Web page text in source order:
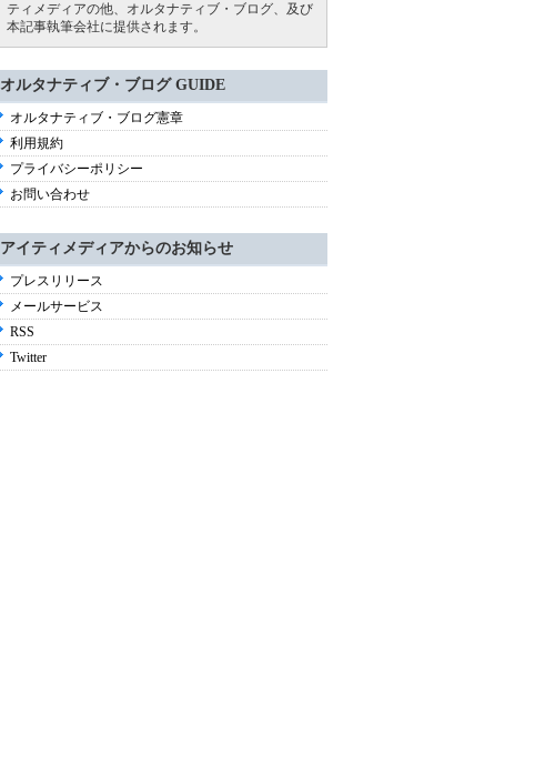
ティメディアの他、オルタナティブ・ブログ、及び
本記事執筆会社に提供されます。
オルタナティブ・ブログ GUIDE
オルタナティブ・ブログ憲章
利用規約
プライバシーポリシー
お問い合わせ
アイティメディアからのお知らせ
プレスリリース
メールサービス
RSS
Twitter